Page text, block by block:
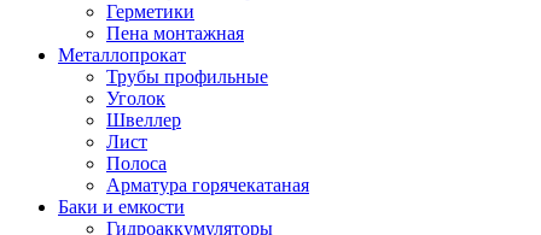
Герметики
Пена монтажная
Металлопрокат
Трубы профильные
Уголок
Швеллер
Лист
Полоса
Арматура горячекатаная
Баки и емкости
Гидроаккумуляторы